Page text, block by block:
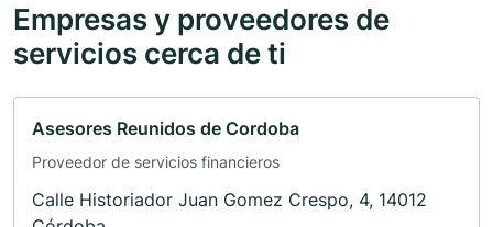
Empresas y proveedores de
servicios cerca de ti
Asesores Reunidos de Cordoba
Proveedor de servicios financieros
Calle Historiador Juan Gomez Crespo, 4, 14012